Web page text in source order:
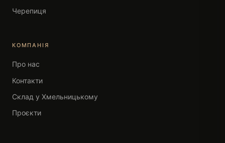
Черепиця
КОМПАНІЯ
Про нас
Контакти
Склад у Хмельницькому
Проєкти